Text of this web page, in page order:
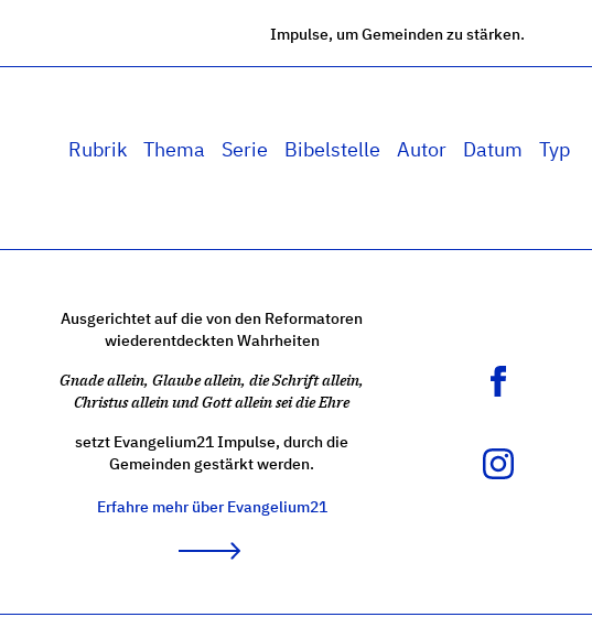
Impulse, um Gemeinden zu stärken.
Rubrik Thema Serie Bibelstelle Autor Datum Typ
Ausgerichtet auf die von den Reformatoren
wiederentdeckten Wahrheiten
Gnade allein, Glaube allein, die Schrift allein,
Christus allein und Gott allein sei die Ehre
setzt Evangelium21 Impulse, durch die
Gemeinden gestärkt werden.
Erfahre mehr über Evangelium21